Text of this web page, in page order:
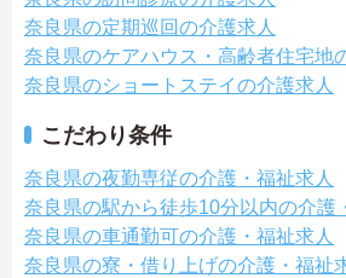
奈良県の定期巡回の介護求人
奈良県のケアハウス・高齢者住宅地
奈良県のショートステイの介護求人
こだわり条件
奈良県の夜勤専従の介護・福祉求人
奈良県の駅から徒歩10分以内の介護
奈良県の車通勤可の介護・福祉求人
奈良県の寮・借り上げの介護・福祉